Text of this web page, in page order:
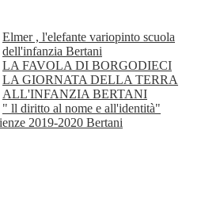
Elmer , l'elefante variopinto scuola
dell'infanzia Bertani
LA FAVOLA DI BORGODIECI
LA GIORNATA DELLA TERRA
ALL'INFANZIA BERTANI
" ll diritto al nome e all'identità"
2019-2020 Bertani